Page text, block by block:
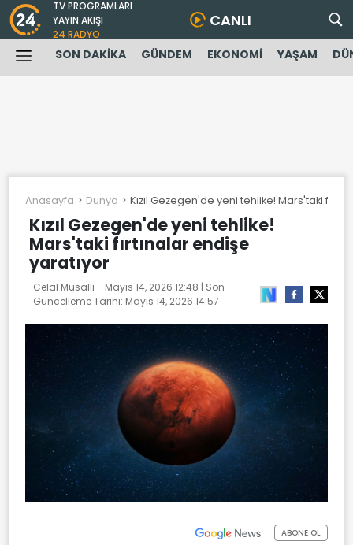
TV PROGRAMLARI
YAYIN AKIŞI
24 RADYO
CANLI
SON DAKİKA GÜNDEM EKONOMİ YAŞAM
Anasayfa Dunya Kızıl Gezegen'de yeni tehlike! Mars'taki
Kızıl Gezegen'de yeni tehlike!
Mars'taki fırtınalar endişe
yaratıyor
Celal Musalli - Mayıs 14, 2026 12:48 | Son
Güncelleme Tarihi: Mayıs 14, 2026 14:57
ABONE OL